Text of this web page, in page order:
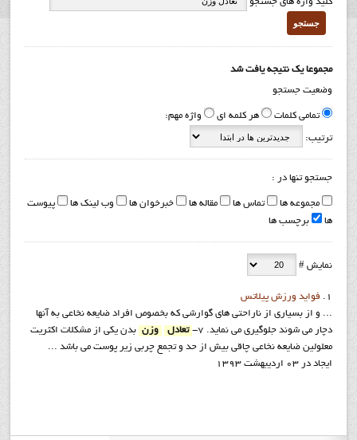
کلید واژه های جستجو
جستجو
مجموعا یک نتیجه یافت شد
وضعیت جستجو
تمامی کلمات هر کلمه ای واژه مهم:
ترتیب:
جستجو تنها در :
مجموعه ها تماس ها مقاله ها خبرخوان ها وب لینک ها
پیوست
ها
برچسب ها
نمایش #
1.
فواید ورزش پيلاتس
... و از بسیاری از ناراحتی های گوارشی که بخصوص افراد ضایعه نخاعی به آنها
دچار می شوند جلوگیری می نماید. 7-
تعادل وزن بدن یکی از مشکلات اکثریت
معلولین ضایعه نخاعی چاقی بیش از حد و تجمع چربی زیر پوست می باشد ...
ایجاد در 03 ارديبهشت 1393